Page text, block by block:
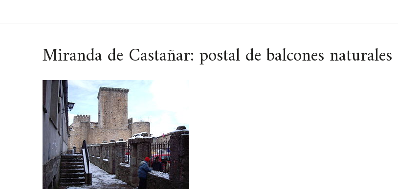
Miranda de Castañar: postal de balcones naturales